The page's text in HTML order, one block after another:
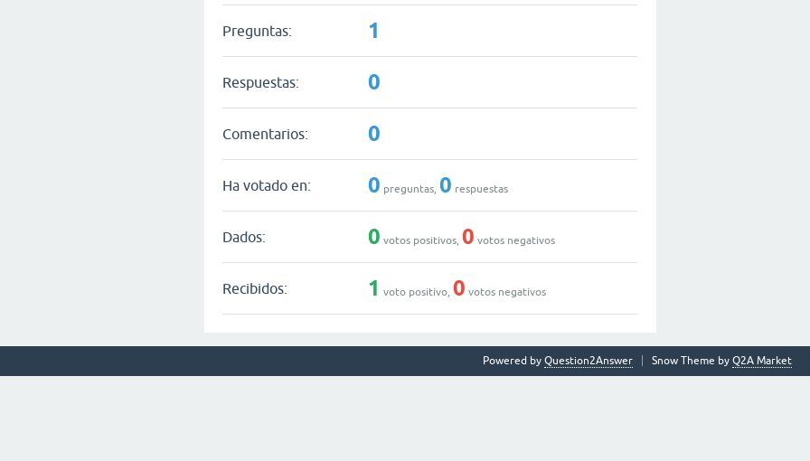
Preguntas: 1
Respuestas: 0
Comentarios: 0
Ha votado en: 0 preguntas,0 respuestas
Dados: 0 votos positivos,0 votos negativos
Recibidos: 1 voto positivo,0 votos negativos
Snow Theme by Q2A Market
Powered by Question2Answer